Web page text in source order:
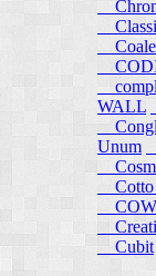
WALL
Unum
Cotto
COW
Cubit